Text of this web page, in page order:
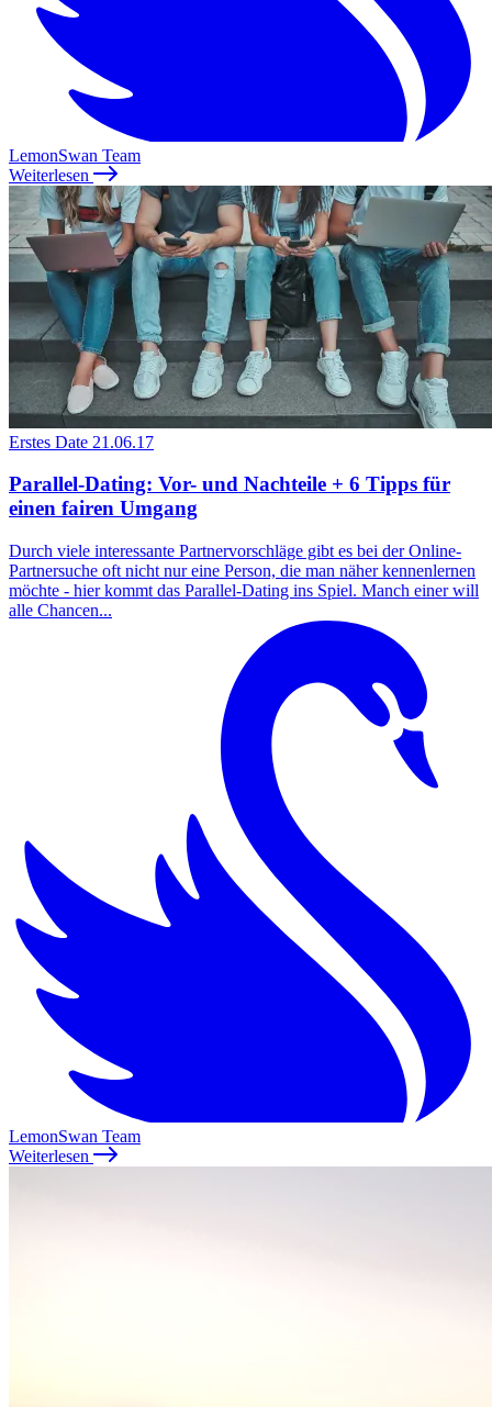
LemonSwan Team
Weiterlesen
Erstes Date 21.06.17
Parallel-Dating: Vor- und Nachteile + 6 Tipps für
einen fairen Umgang
Durch viele interessante Partnervorschläge gibt es bei der Online-
Partnersuche oft nicht nur eine Person, die man näher kennenlernen
möchte - hier kommt das Parallel-Dating ins Spiel. Manch einer will
alle Chancen...
LemonSwan Team
Weiterlesen